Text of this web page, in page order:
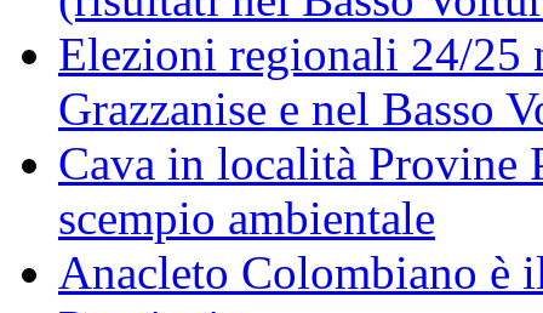
Elezioni regionali 24/
Grazzanise e nel Basso
Cava in località Provine
scempio ambientale
Anacleto Colombiano è